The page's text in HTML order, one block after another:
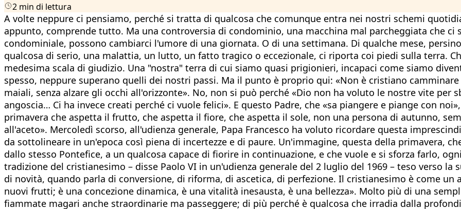
2 min di lettura
A volte neppure ci pensiamo, perché si tratta di qualcosa che comunque entra nei nostri schemi
appunto, comprende tutto. Ma una controversia di condominio, una macchina mal parcheggiata che ci
condominiale, possono cambiarci l'umore di una giornata. O di una settimana. Di qualche mese,
qualcosa di serio, una malattia, un lutto, un fatto tragico o eccezionale, ci riporta coi piedi sulla terra.
medesima scala di giudizio. Una "nostra" terra di cui siamo quasi prigionieri, incapaci come siamo
spesso, neppure superano quelli dei nostri passi. Ma il punto è proprio qui: «Non è cristiano
maiali, senza alzare gli occhi all'orizzonte». No, non si può perché «Dio non ha voluto le nostre vite
angoscia… Ci ha invece creati perché ci vuole felici». E questo Padre, che «sa piangere e piange con
primavera che aspetta il frutto, che aspetta il fiore, che aspetta il sole, non una persona di autunno,
all'aceto». Mercoledì scorso, all'udienza generale, Papa Francesco ha voluto ricordare questa
da sottolineare in un'epoca così piena di incertezze e di paure. Un'immagine, questa della primavera,
dallo stesso Pontefice, a un qualcosa capace di fiorire in continuazione, e che vuole e si sforza farlo,
tradizione del cristianesimo – disse Paolo VI in un'udienza generale del 2 luglio del 1969 – teso verso
di novità, quando parla di conversione, di riforma, di ascetica, di perfezione. Il cristianesimo è come
nuovi frutti; è una concezione dinamica, è una vitalità inesausta, è una bellezza». Molto più di una
fiammate magari anche straordinarie ma passeggere; di più perché è qualcosa che irradia dalla